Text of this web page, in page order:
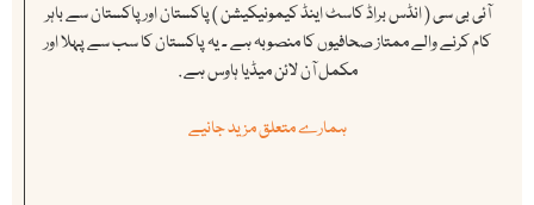
آئی بی سی ( انڈس براڈ کاسٹ اینڈ کیمونیکیشن ) پاکستان اور پاکستان سے باہر
کام کرنے والے ممتاز صحافیوں کا منصوبہ ہے ۔ یہ پاکستان کا سب سے پہلا اور
مکمل آن لائن میڈیا ہاوس ہے .
ہمارے متعلق مزید جانیے